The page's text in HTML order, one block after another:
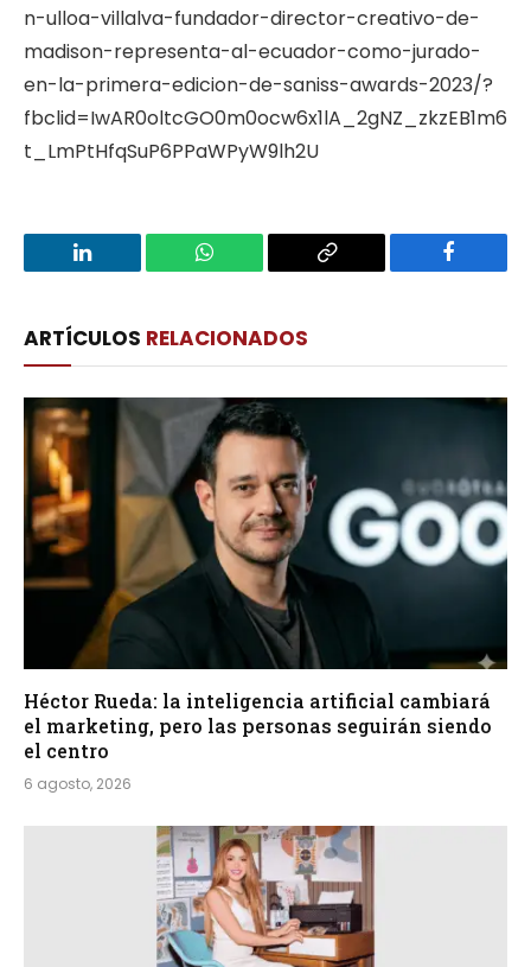
n-ulloa-villalva-fundador-director-creativo-de-
madison-representa-al-ecuador-como-jurado-
en-la-primera-edicion-de-saniss-awards-2023/?
fbclid=IwAR0oltcGO0m0ocw6x1lA_2gNZ_zkzEB1m6
t_LmPtHfqSuP6PPaWPyW9lh2U
LinkedIn WhatsApp
Copy
Facebook
ARTÍCULOS RELACIONADOS
Héctor Rueda: la inteligencia artificial cambiará
el marketing, pero las personas seguirán siendo
el centro
6 agosto, 2026